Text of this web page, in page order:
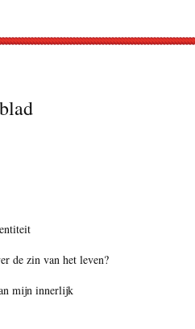
de zin van het leven?
mijn innerlijk